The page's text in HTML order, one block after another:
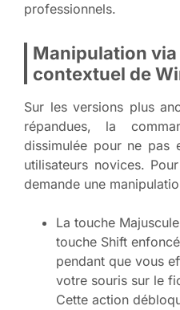
professionnels.
Manipulation via
contextuel de
Sur les versions plus
répandues, la
dissimulée pour ne pas
utilisateurs novices.
demande une
La touche
touche Shift
pendant que vous
votre souris sur le
Cette action